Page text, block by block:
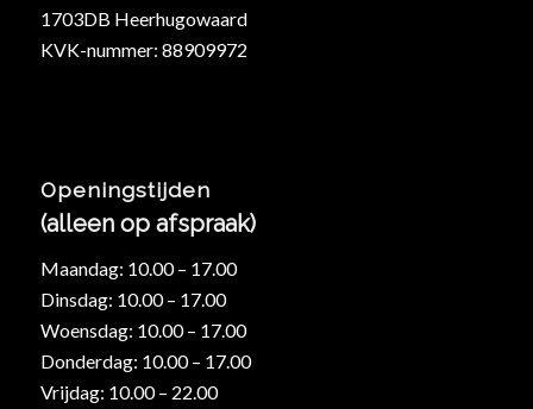
1703DB Heerhugowaard
KVK-nummer: 88909972
Openingstijden
(alleen op afspraak)
Maandag: 10.00 – 17.00
Dinsdag: 10.00 – 17.00
Woensdag: 10.00 – 17.00
Donderdag: 10.00 – 17.00
Vrijdag: 10.00 – 22.00